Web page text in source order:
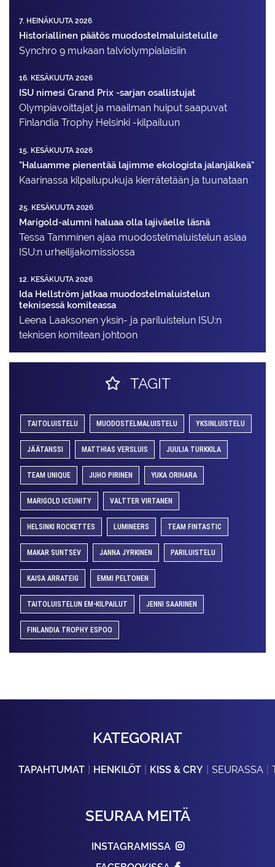
7. HEINÄKUUTA 2026
Historiallinen päätös muodostelmaluistelulle
Synchro 9 mukaan talviolympialaisiin
16. KESÄKUUTA 2026
ISU nimesi Grand Prix -sarjan osallistujat
Olympiavoittajat ja maailman huiput saapuvat
Finlandia Trophy Helsinki -kilpailuun
15. KESÄKUUTA 2026
"Haluamme pienentää lajimme ekologista jalanjälkeä"
Kaarinassa kilpailupukuja kierrätetään ja tuunataan
25. KESÄKUUTA 2026
Marigold-alumni haluaa olla lajiväelle läsnä
Tessa Tamminen ajaa muodostelma­luistelun asiaa
ISU:n urheilija­komissiossa
12. KESÄKUUTA 2026
Ida Hellström jatkaa muodostelmaluistelun
teknisessä komiteassa
Leena Laaksonen yksin- ja pariluistelun ISU:n
teknisen komitean johtoon
TAGIT
TAITOLUISTELU MUODOSTELMALUISTELU YKSINLUISTELU
JÄÄTANSSI MATTHIAS VERSLUIS JUULIA TURKKILA
TEAM UNIQUE JUHO PIRINEN YUKA ORIHARA
MARIGOLD ICEUNITY VALTTER VIRTANEN
HELSINKI ROCKETTES LUMINEERS TEAM FINTASTIC
MAKAR SUNTSEV JANNA JYRKINEN PARILUISTELU
KAISA ARRATEIG EMMI PELTONEN
TAITOLUISTELUN EM-KILPAILUT JENNI SAARINEN
FINLANDIA TROPHY ESPOO
KATEGORIAT
TAPAHTUMAT HENKILÖT KISS & CRY SEURASSA
SEURAA MEITÄ
INSTAGRAMISSA